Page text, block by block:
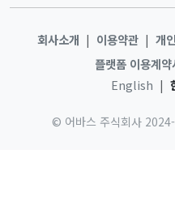
회사소개 | 이용약관 | 개
플랫폼 이용계약
English |
© 어바스 주식회사